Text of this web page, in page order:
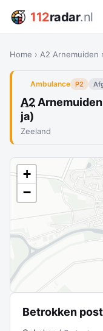
112radar.nl
Home › A2 Arnemuiden
Ambulance P2
A2
ja)
Zeeland
+
−
Betrokken